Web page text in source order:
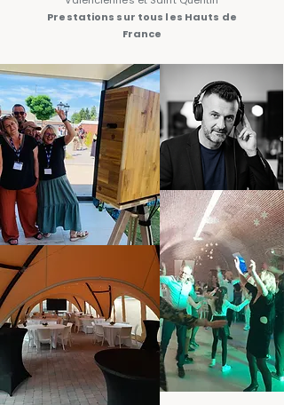
Prestations sur tous les Hauts de
France